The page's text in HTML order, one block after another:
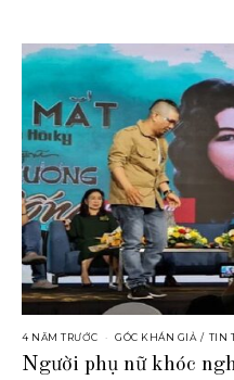
4 NĂM TRƯỚC GÓC KHÁN GIẢ / TIN
Người phụ nữ khóc